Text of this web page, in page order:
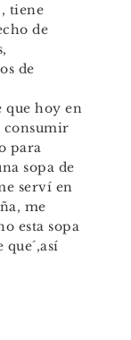
tiene
de
de
que hoy en
consumir
para
sopa de
serví en
me
esta sopa